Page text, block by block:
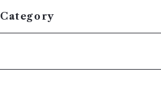
Category